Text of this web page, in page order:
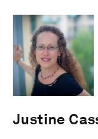
Justine